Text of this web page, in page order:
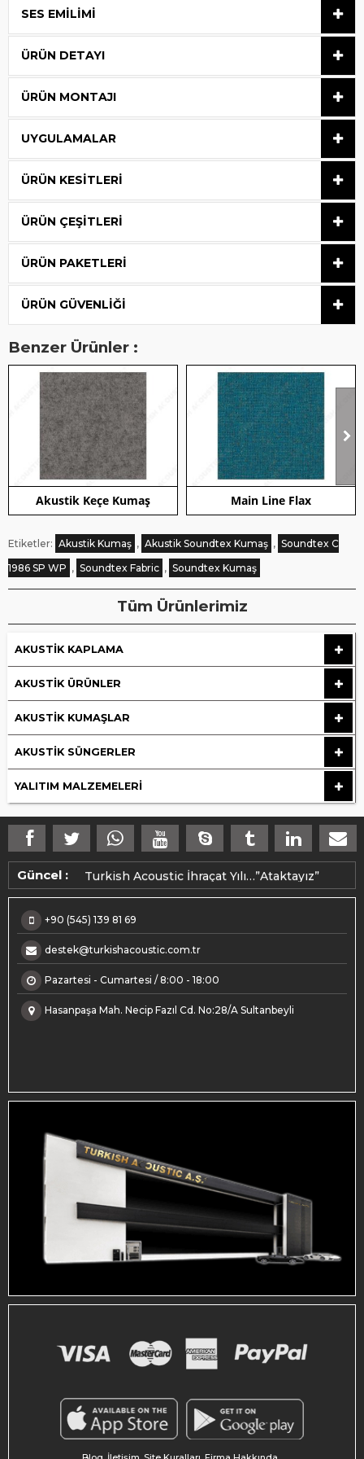
SES EMILIMI
ÜRÜN DETAYI
ÜRÜN MONTAJI
UYGULAMALAR
ÜRÜN KESITLERI
ÜRÜN ÇEŞITLERI
ÜRÜN PAKETLERI
ÜRÜN GÜVENLIĞI
Benzer Ürünler :
Akustik Keçe Kumaş Main Line Flax
Etiketler: Akustik Kumaş , Akustik Soundtex Kumaş , Soundtex C
1986 SP WP , Soundtex Fabric , Soundtex Kumaş
Tüm Ürünlerimiz
AKUSTIK KAPLAMA
AKUSTIK ÜRÜNLER
AKUSTIK KUMAŞLAR
AKUSTIK SÜNGERLER
YALITIM MALZEMELERI
Güncel :
Makedonya ihracatımız üretime alındı.
Turkish Acoustic İhraçat Yılı…”Ataktayız”
+90 (545) 139 81 69
destek@turkishacoustic.com.tr
Pazartesi - Cumartesi / 8:00 - 18:00
Hasanpaşa Mah. Necip Fazıl Cd. No:28/A Sultanbeyli